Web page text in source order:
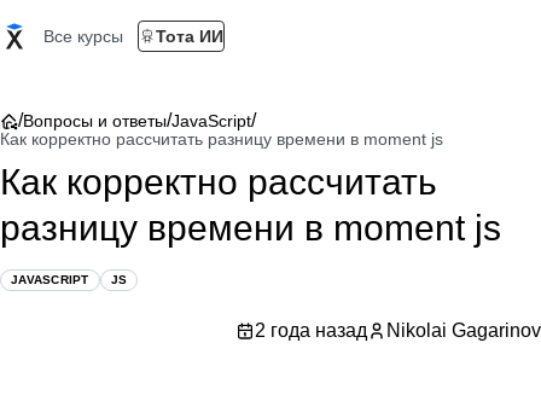
Все курсы Тота ИИ
/Вопросы и ответы/JavaScript/
Как корректно рассчитать разницу времени в moment js
Как корректно рассчитать
разницу времени в moment js
JAVASCRIPT JS
2 года назад Nikolai Gagarinov